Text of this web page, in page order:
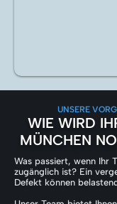
UNSERE
WIE WIRD
MÜNCHEN
Was passiert, wenn Ihr
zugänglich ist? Ein
Defekt können